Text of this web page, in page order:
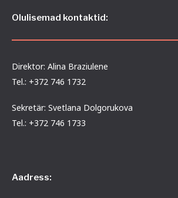
Olulisemad kontaktid:
Direktor: Alina Braziulene
Tel.: +372 746 1732
Sekretär: Svetlana Dolgorukova
Tel.: +372 746 1733
Aadress: